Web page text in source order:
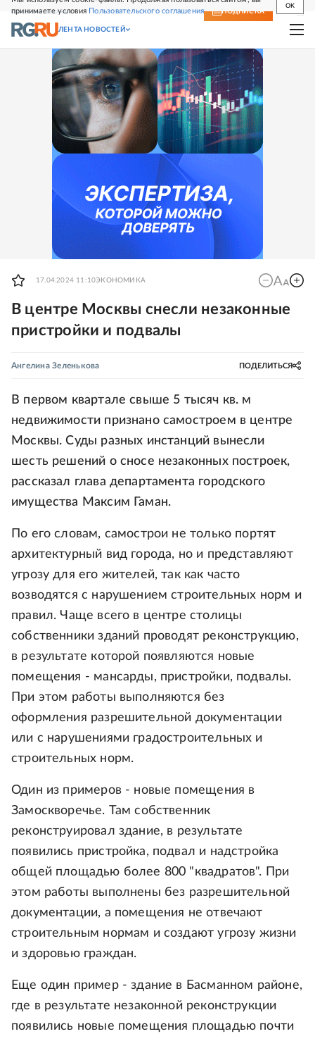
принимаете условия Пользовательского соглашения
OK
СВЕЖИЙ НОМЕР ПОДПИСКА
ЛЕНТА НОВОСТЕЙ
17.04.2024 11:10ЭКОНОМИКА
В центре Москвы снесли незаконные
пристройки и подвалы
Ангелина Зеленькова ПОДЕЛИТЬСЯ
В первом квартале свыше 5 тысяч кв. м
недвижимости признано самостроем в центре
Москвы. Суды разных инстанций вынесли
шесть решений о сносе незаконных построек,
рассказал глава департамента городского
имущества Максим Гаман.
По его словам, самострои не только портят
архитектурный вид города, но и представляют
угрозу для его жителей, так как часто
возводятся с нарушением строительных норм и
правил. Чаще всего в центре столицы
собственники зданий проводят реконструкцию,
в результате которой появляются новые
помещения - мансарды, пристройки, подвалы.
При этом работы выполняются без
оформления разрешительной документации
или с нарушениями градостроительных и
строительных норм.
Один из примеров - новые помещения в
Замоскворечье. Там собственник
реконструировал здание, в результате
появились пристройка, подвал и надстройка
общей площадью более 800 "квадратов". При
этом работы выполнены без разрешительной
документации, а помещения не отвечают
строительным нормам и создают угрозу жизни
и здоровью граждан.
Еще один пример - здание в Басманном районе,
где в результате незаконной реконструкции
появились новые помещения площадью почти